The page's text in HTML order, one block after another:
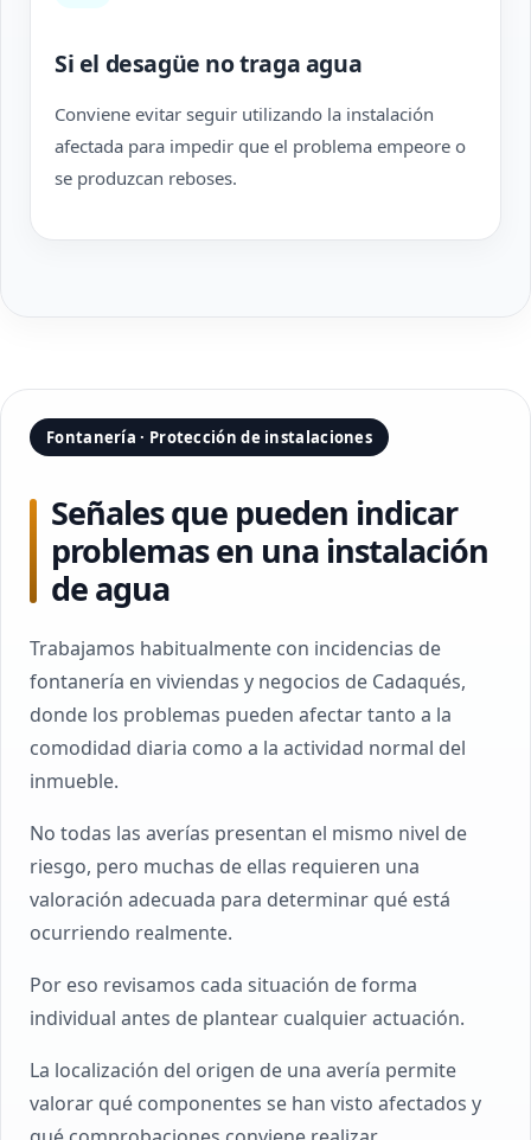
Si el desagüe no traga agua
Conviene evitar seguir utilizando la instalación
afectada para impedir que el problema empeore o
se produzcan reboses.
Fontanería · Protección de instalaciones
Señales que pueden indicar
problemas en una instalación
de agua
Trabajamos habitualmente con incidencias de
fontanería en viviendas y negocios de Cadaqués,
donde los problemas pueden afectar tanto a la
comodidad diaria como a la actividad normal del
inmueble.
No todas las averías presentan el mismo nivel de
riesgo, pero muchas de ellas requieren una
valoración adecuada para determinar qué está
ocurriendo realmente.
Por eso revisamos cada situación de forma
individual antes de plantear cualquier actuación.
La localización del origen de una avería permite
valorar qué componentes se han visto afectados y